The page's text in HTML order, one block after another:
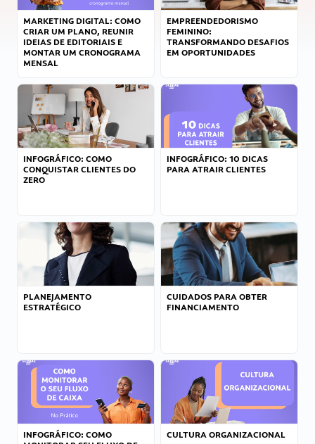
MARKETING DIGITAL: COMO
CRIAR UM PLANO, REUNIR
IDEIAS DE EDITORIAIS E
MONTAR UM CRONOGRAMA
MENSAL
EMPREENDEDORISMO
FEMININO:
TRANSFORMANDO DESAFIOS
EM OPORTUNIDADES
INFOGRÁFICO: COMO
CONQUISTAR CLIENTES DO
ZERO
INFOGRÁFICO: 10 DICAS
PARA ATRAIR CLIENTES
PLANEJAMENTO
ESTRATÉGICO
CUIDADOS PARA OBTER
FINANCIAMENTO
INFOGRÁFICO: COMO
CULTURA ORGANIZACIONAL